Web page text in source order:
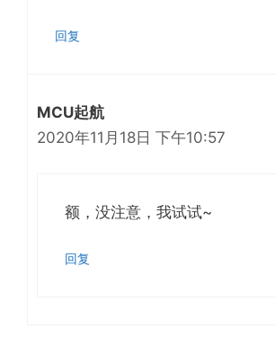
回复
MCU起航
2020年11月18日 下午10:57
额，没注意，我试试~
回复